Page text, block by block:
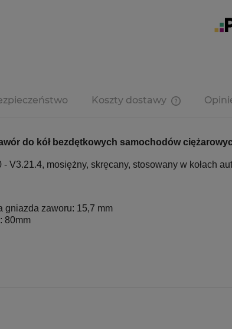
Koszty dostawy
kosztów
do kół bezdętkowych samochodów
V3.21.4, mosiężny, skręcany, stosowany w kołach
gniazda zaworu: 15,7 mm
80mm